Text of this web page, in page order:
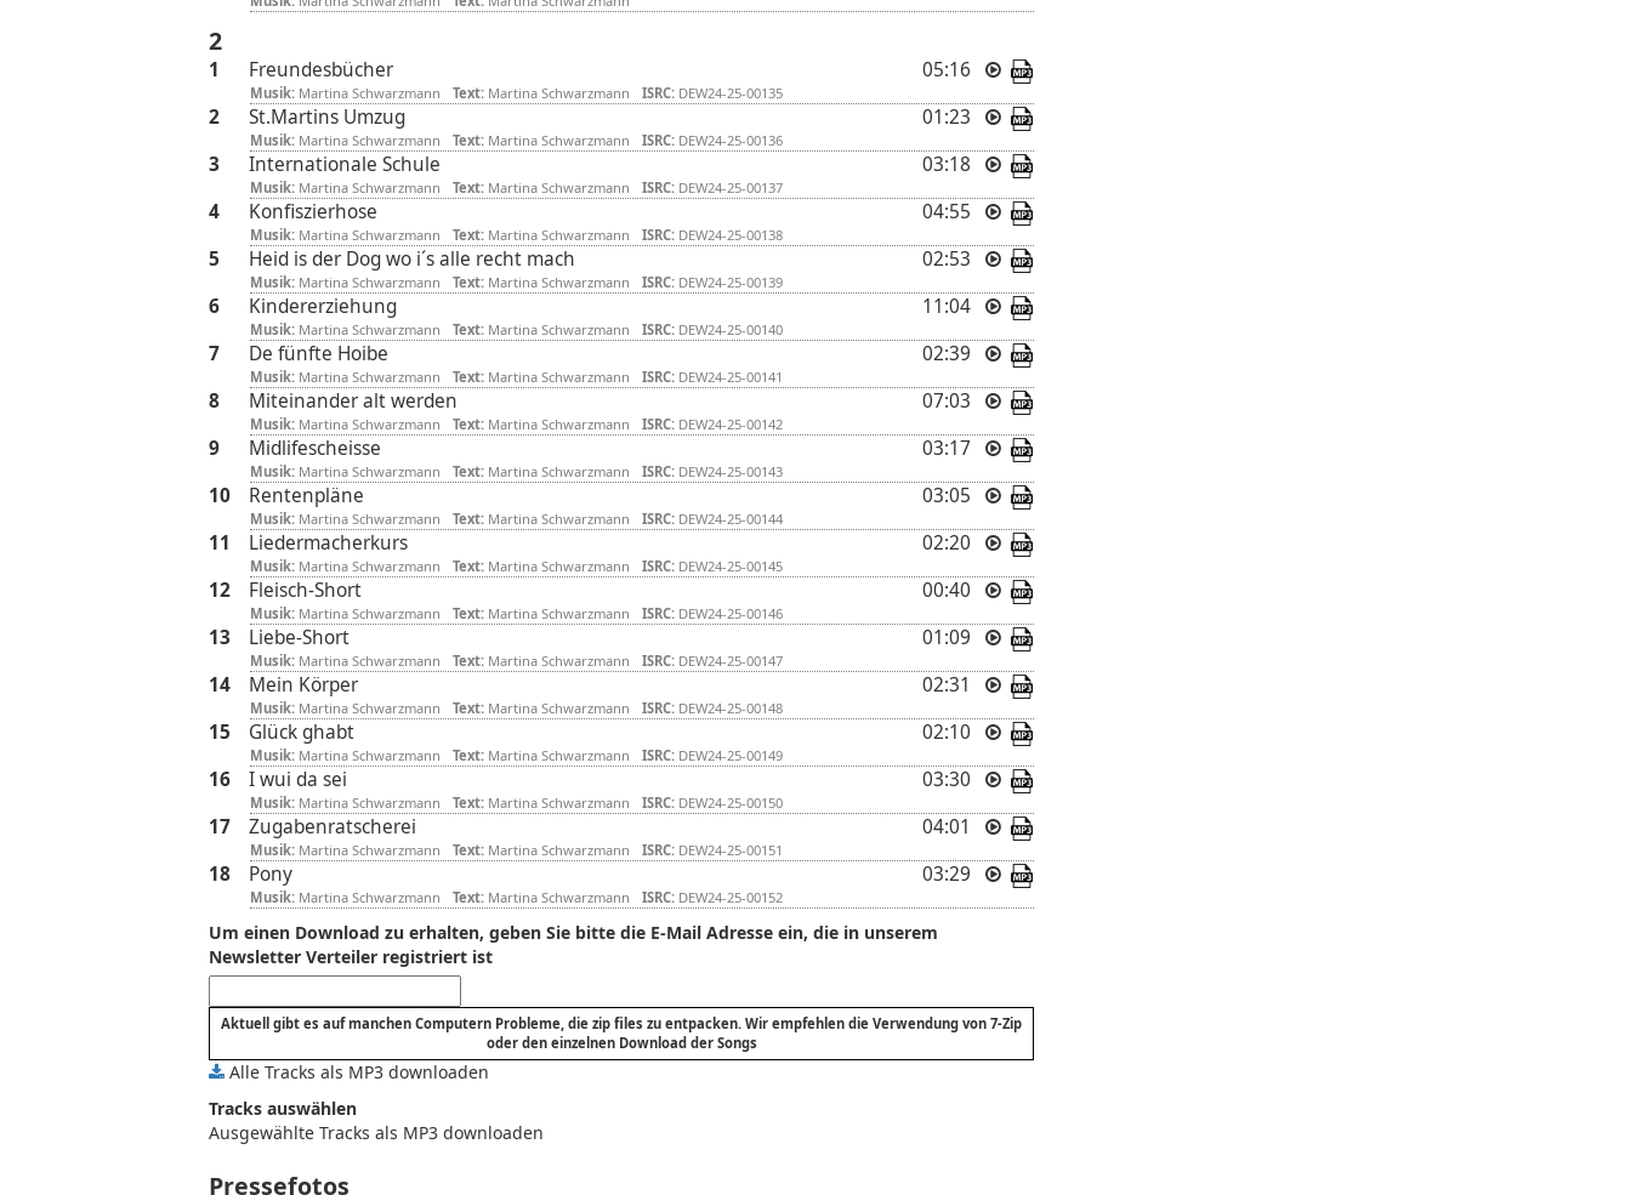
2
1 Freundesbücher 05:16
Musik: Martina Schwarzmann Text: Martina Schwarzmann ISRC: DEW24-25-00135
2 St.Martins Umzug 01:23
Musik: Martina Schwarzmann Text: Martina Schwarzmann ISRC: DEW24-25-00136
3 Internationale Schule 03:18
Musik: Martina Schwarzmann Text: Martina Schwarzmann ISRC: DEW24-25-00137
4 Konfiszierhose 04:55
Musik: Martina Schwarzmann Text: Martina Schwarzmann ISRC: DEW24-25-00138
5 Heid is der Dog wo i´s alle recht mach 02:53
Musik: Martina Schwarzmann Text: Martina Schwarzmann ISRC: DEW24-25-00139
6 Kindererziehung 11:04
Musik: Martina Schwarzmann Text: Martina Schwarzmann ISRC: DEW24-25-00140
7 De fünfte Hoibe 02:39
Musik: Martina Schwarzmann Text: Martina Schwarzmann ISRC: DEW24-25-00141
8 Miteinander alt werden 07:03
Musik: Martina Schwarzmann Text: Martina Schwarzmann ISRC: DEW24-25-00142
9 Midlifescheisse 03:17
Musik: Martina Schwarzmann Text: Martina Schwarzmann ISRC: DEW24-25-00143
10 Rentenpläne 03:05
Musik: Martina Schwarzmann Text: Martina Schwarzmann ISRC: DEW24-25-00144
11 Liedermacherkurs 02:20
Musik: Martina Schwarzmann Text: Martina Schwarzmann ISRC: DEW24-25-00145
12 Fleisch-Short 00:40
Musik: Martina Schwarzmann Text: Martina Schwarzmann ISRC: DEW24-25-00146
13 Liebe-Short 01:09
Musik: Martina Schwarzmann Text: Martina Schwarzmann ISRC: DEW24-25-00147
14 Mein Körper 02:31
Musik: Martina Schwarzmann Text: Martina Schwarzmann ISRC: DEW24-25-00148
15 Glück ghabt 02:10
Musik: Martina Schwarzmann Text: Martina Schwarzmann ISRC: DEW24-25-00149
16 I wui da sei 03:30
Musik: Martina Schwarzmann Text: Martina Schwarzmann ISRC: DEW24-25-00150
17 Zugabenratscherei 04:01
Musik: Martina Schwarzmann Text: Martina Schwarzmann ISRC: DEW24-25-00151
18 Pony 03:29
Musik: Martina Schwarzmann Text: Martina Schwarzmann ISRC: DEW24-25-00152
Um einen Download zu erhalten, geben Sie bitte die E-Mail Adresse ein, die in unserem
Newsletter Verteiler registriert ist
Aktuell gibt es auf manchen Computern Probleme, die zip files zu entpacken. Wir empfehlen die Verwendung von 7-Zip
oder den einzelnen Download der Songs
Alle Tracks als MP3 downloaden
Tracks auswählen
Ausgewählte Tracks als MP3 downloaden
Pressefotos